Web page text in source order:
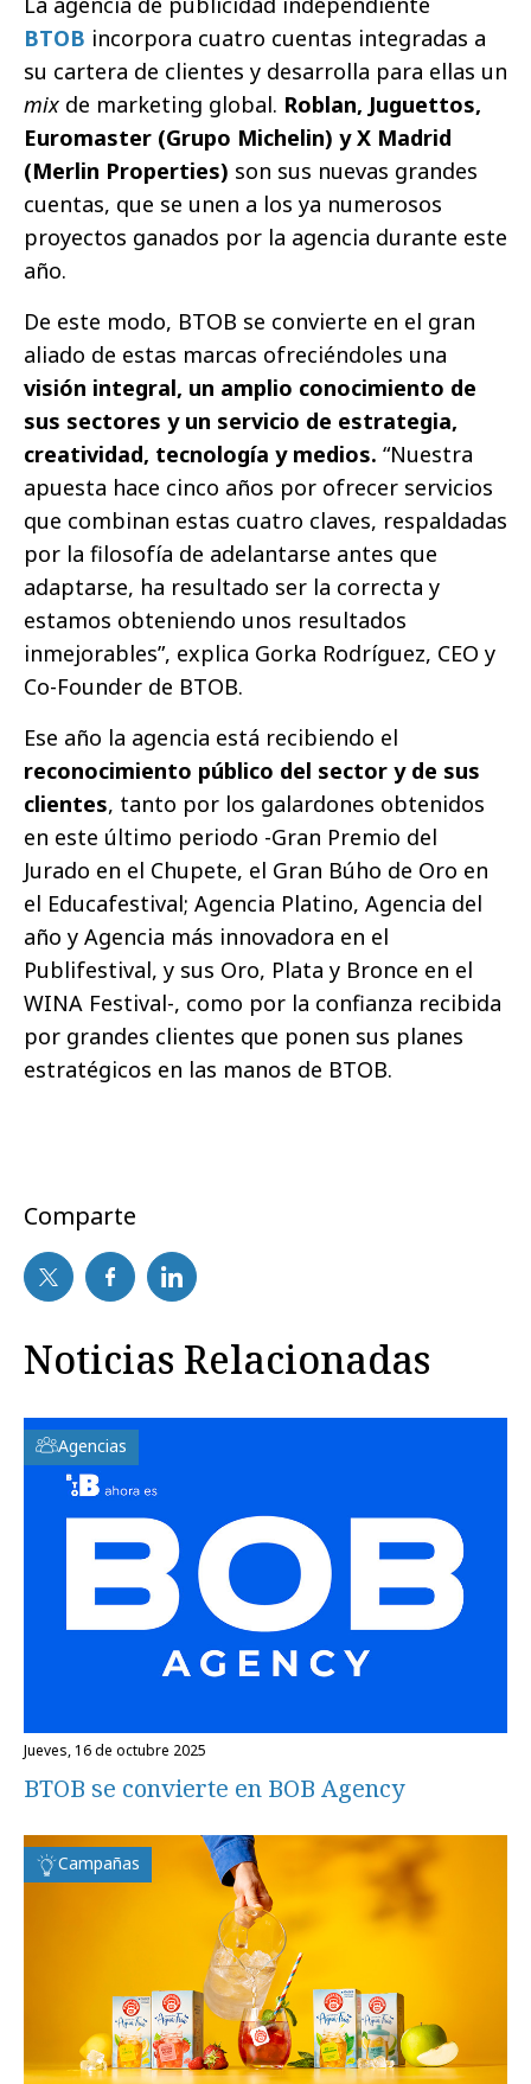
BTOB incorpora cuatro cuentas integradas a
su cartera de clientes y desarrolla para ellas un
mix de marketing global. Roblan, Juguettos,
Euromaster (Grupo Michelin) y X Madrid
(Merlin Properties) son sus nuevas grandes
cuentas, que se unen a los ya numerosos
proyectos ganados por la agencia durante este
año.
De este modo, BTOB se convierte en el gran
aliado de estas marcas ofreciéndoles una
visión integral, un amplio conocimiento de
sus sectores y un servicio de estrategia,
creatividad, tecnología y medios. “Nuestra
apuesta hace cinco años por ofrecer servicios
que combinan estas cuatro claves, respaldadas
por la filosofía de adelantarse antes que
adaptarse, ha resultado ser la correcta y
estamos obteniendo unos resultados
inmejorables”, explica Gorka Rodríguez, CEO y
Co-Founder de BTOB.
Ese año la agencia está recibiendo el
reconocimiento público del sector y de sus
clientes, tanto por los galardones obtenidos
en este último periodo -Gran Premio del
Jurado en el Chupete, el Gran Búho de Oro en
el Educafestival; Agencia Platino, Agencia del
año y Agencia más innovadora en el
Publifestival, y sus Oro, Plata y Bronce en el
WINA Festival-, como por la confianza recibida
por grandes clientes que ponen sus planes
estratégicos en las manos de BTOB.
Comparte
Noticias Relacionadas
Agencias
jueves, 16 de octubre 2025
BTOB se convierte en BOB Agency
Campañas